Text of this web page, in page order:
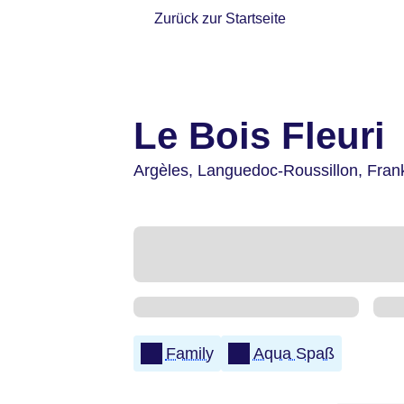
Zurück zur Startseite
Le Bois Fleuri
Argèles, Languedoc-Roussillon,
Family Aqua Spaß